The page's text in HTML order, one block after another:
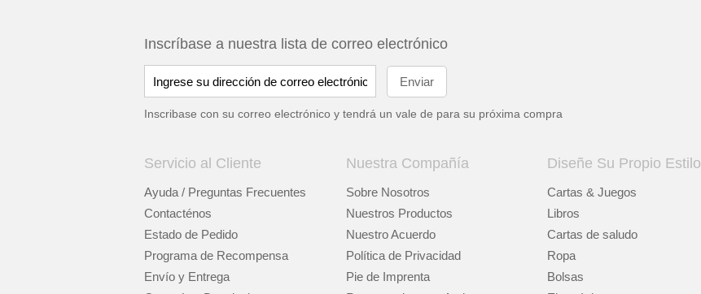
Inscríbase a nuestra lista de correo electrónico
Inscribase con su correo electrónico y tendrá un vale de para su próxima compra
Servicio al Cliente
Ayuda / Preguntas Frecuentes
Contacténos
Estado de Pedido
Programa de Recompensa
Envío y Entrega
Nuestra Compañía
Sobre Nosotros
Nuestros Productos
Nuestro Acuerdo
Política de Privacidad
Pie de Imprenta
Diseñe Su Propio Estilo
Cartas & Juegos
Libros
Cartas de saludo
Ropa
Bolsas